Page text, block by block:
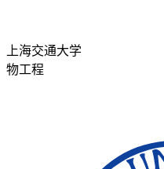
上海交通大学
物工程